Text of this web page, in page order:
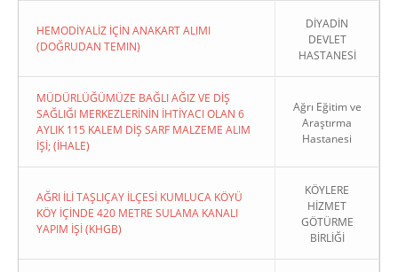
HEMODİYALİZ İÇİN ANAKART ALIMI
(DOĞRUDAN TEMIN)
DİYADİN
DEVLET
HASTANESİ
MÜDÜRLÜĞÜMÜZE BAĞLI AĞIZ VE DİŞ
SAĞLIĞI MERKEZLERİNİN İHTİYACI OLAN 6
AYLIK 115 KALEM DİŞ SARF MALZEME ALIM
İŞİ; (İHALE)
Ağrı Eğitim ve
Araştırma
Hastanesi
AĞRI İLİ TAŞLIÇAY İLÇESİ KUMLUCA KÖYÜ
KÖY İÇİNDE 420 METRE SULAMA KANALI
YAPIM İŞİ (KHGB)
KÖYLERE
HİZMET
GÖTÜRME
BİRLİĞİ